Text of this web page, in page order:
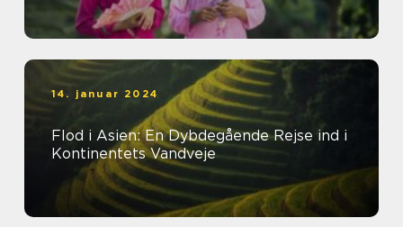
14. januar 2024
Flod i Asien: En Dybdegående Rejse ind i
Kontinentets Vandveje